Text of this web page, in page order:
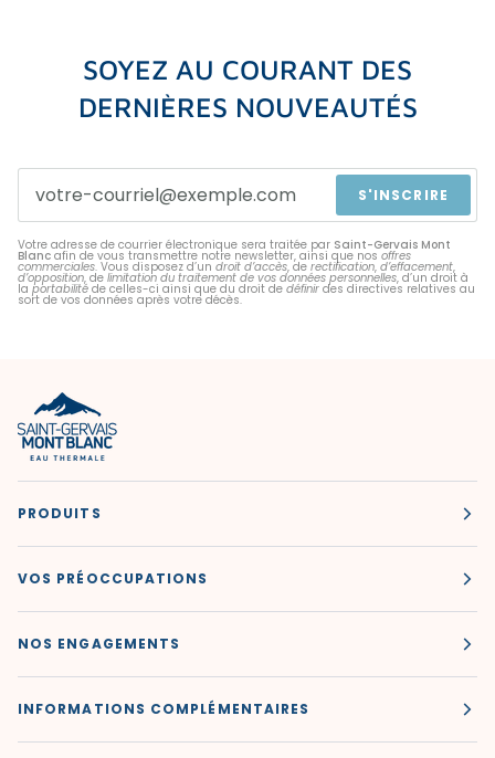
SOYEZ AU COURANT DES
DERNIÈRES NOUVEAUTÉS
S'INSCRIRE
Votre adresse de courrier électronique sera traitée par Saint-Gervais Mont
Blanc afin de vous transmettre notre newsletter, ainsi que nos offres
commerciales. Vous disposez d’un droit d’accès, de rectification, d’effacement,
d’opposition, de limitation du traitement de vos données personnelles, d’un droit à
la portabilité de celles-ci ainsi que du droit de définir des directives relatives au
sort de vos données après votre décès.
PRODUITS
VOS PRÉOCCUPATIONS
NOS ENGAGEMENTS
INFORMATIONS COMPLÉMENTAIRES